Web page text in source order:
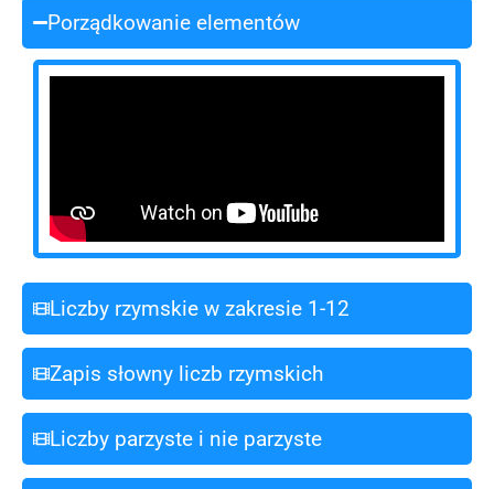
Porządkowanie elementów
Liczby rzymskie w zakresie 1-12
Zapis słowny liczb rzymskich
Liczby parzyste i nie parzyste